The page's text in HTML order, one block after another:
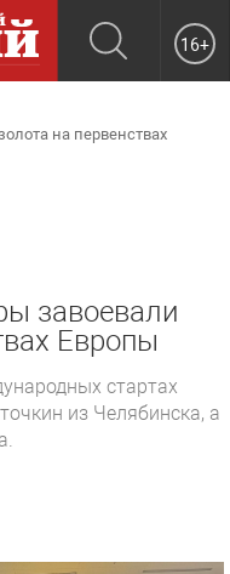
16+
на первенствах
завоевали
Европы
стартах
из Челябинска, а